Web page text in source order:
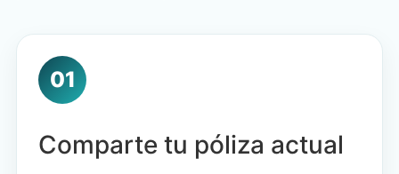
01
Comparte tu póliza actual